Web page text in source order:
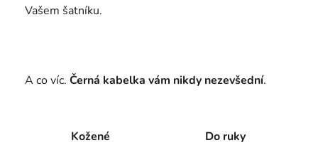
Vašem šatníku.
A co víc. Černá kabelka vám nikdy nezevšední.
Kožené Do ruky